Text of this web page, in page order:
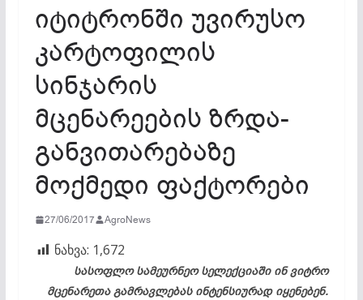
იტიტრონში უვირუსო
კარტოფილის
სინჯარის
მცენარეების ზრდა-
განვითარებაზე
მოქმედი ფაქტორები
27/06/2017 AgroNews
ნახვა: 1,672
სასოფლო სამეურნეო სელექციაში ინ ვიტრო
მცენარეთა გამრავლებას ინტენსიურად იყენებენ.